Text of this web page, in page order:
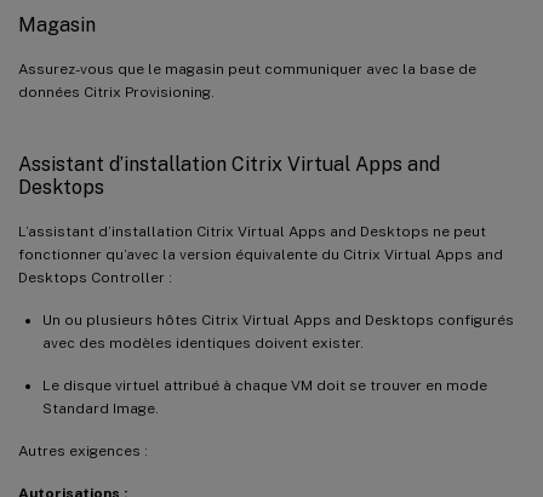
Magasin
Assurez-vous que le magasin peut communiquer avec la base de
données Citrix Provisioning.
Assistant d’installation Citrix Virtual Apps and
Desktops
L’assistant d’installation Citrix Virtual Apps and Desktops ne peut
fonctionner qu’avec la version équivalente du Citrix Virtual Apps and
Desktops Controller :
Un ou plusieurs hôtes Citrix Virtual Apps and Desktops configurés
avec des modèles identiques doivent exister.
Le disque virtuel attribué à chaque VM doit se trouver en mode
Standard Image.
Autres exigences :
Autorisations :